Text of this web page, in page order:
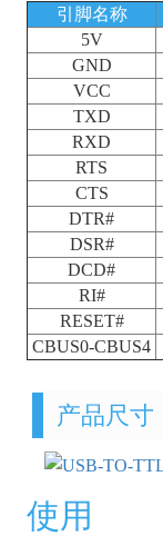
引脚名称
5V
GND
VCC
TXD
RXD
RTS
CTS
DTR#
DSR#
DCD#
RI#
RESET#
CBUS0-CBUS4
产品尺寸
使用